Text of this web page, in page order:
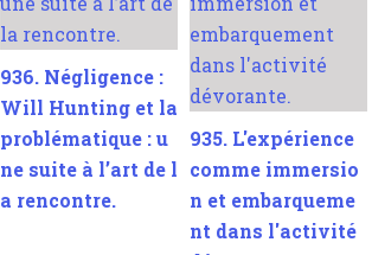
936. Négligence :
Will Hunting et la
problématique : u
ne suite à l’art de l
a rencontre.
935. L'expérience
comme immersio
n et embarqueme
nt dans l'activité